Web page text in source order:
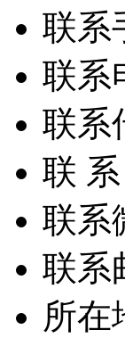
联系
联系
联系
联
联系
联系
所在